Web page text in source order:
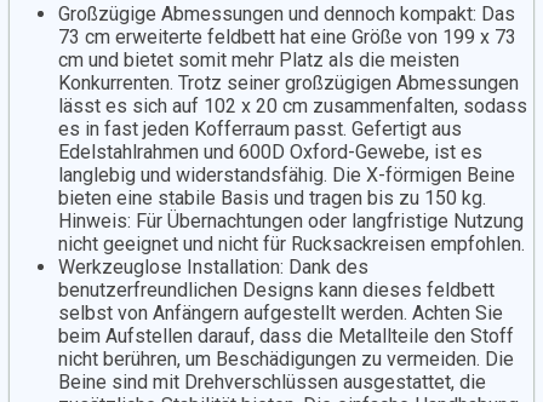
Großzügige Abmessungen und dennoch kompakt: Das
73 cm erweiterte feldbett hat eine Größe von 199 x 73
cm und bietet somit mehr Platz als die meisten
Konkurrenten. Trotz seiner großzügigen Abmessungen
lässt es sich auf 102 x 20 cm zusammenfalten, sodass
es in fast jeden Kofferraum passt. Gefertigt aus
Edelstahlrahmen und 600D Oxford-Gewebe, ist es
langlebig und widerstandsfähig. Die X-förmigen Beine
bieten eine stabile Basis und tragen bis zu 150 kg.
Hinweis: Für Übernachtungen oder langfristige Nutzung
nicht geeignet und nicht für Rucksackreisen empfohlen.
Werkzeuglose Installation: Dank des
benutzerfreundlichen Designs kann dieses feldbett
selbst von Anfängern aufgestellt werden. Achten Sie
beim Aufstellen darauf, dass die Metallteile den Stoff
nicht berühren, um Beschädigungen zu vermeiden. Die
Beine sind mit Drehverschlüssen ausgestattet, die